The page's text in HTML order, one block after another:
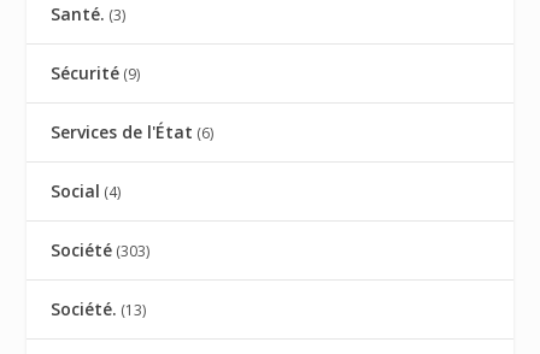
Santé. (3)
Sécurité (9)
Services de l'État (6)
Social (4)
Société (303)
Société. (13)